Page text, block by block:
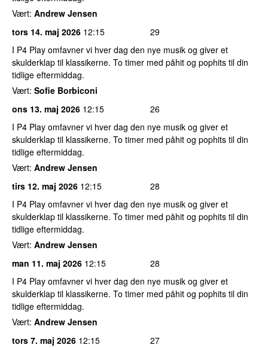
Vært: Andrew Jensen
tors 14. maj 2026 12:15
29
I P4 Play omfavner vi hver dag den nye musik og giver et
skulderklap til klassikerne. To timer med påhit og pophits til din
tidlige eftermiddag.
Vært: Sofie Borbiconi
ons 13. maj 2026 12:15
26
I P4 Play omfavner vi hver dag den nye musik og giver et
skulderklap til klassikerne. To timer med påhit og pophits til din
tidlige eftermiddag.
Vært: Andrew Jensen
tirs 12. maj 2026 12:15
28
I P4 Play omfavner vi hver dag den nye musik og giver et
skulderklap til klassikerne. To timer med påhit og pophits til din
tidlige eftermiddag.
Vært: Andrew Jensen
man 11. maj 2026 12:15
28
I P4 Play omfavner vi hver dag den nye musik og giver et
skulderklap til klassikerne. To timer med påhit og pophits til din
tidlige eftermiddag.
Vært: Andrew Jensen
tors 7. maj 2026 12:15
27